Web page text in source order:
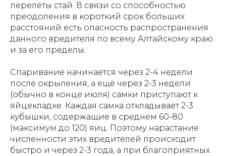
перелёты стай. В связи со способностью
преодоления в короткий срок больших
расстояний есть опасность распространения
данного вредителя по всему Алтайскому краю
и за его пределы.
Спаривание начинается через 2-4 недели
после окрыления, а ещё через 2-3 недели
(обычно в конце июля) самки приступают к
яйцекладке. Каждая самка откладывает 2-3
кубышки, содержащие в среднем 60-80
(максимум до 120) яиц. Поэтому нарастание
численности этих вредителей происходит
быстро и через 2-3 года, а при благоприятных